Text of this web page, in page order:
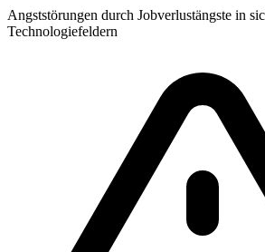
Angststörungen durch Jobverlustängste in
Technologiefeldern